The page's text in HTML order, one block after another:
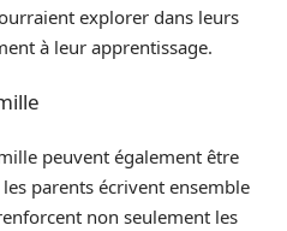
explorer dans leurs
à leur apprentissage.
peuvent également être
parents écrivent ensemble
non seulement les